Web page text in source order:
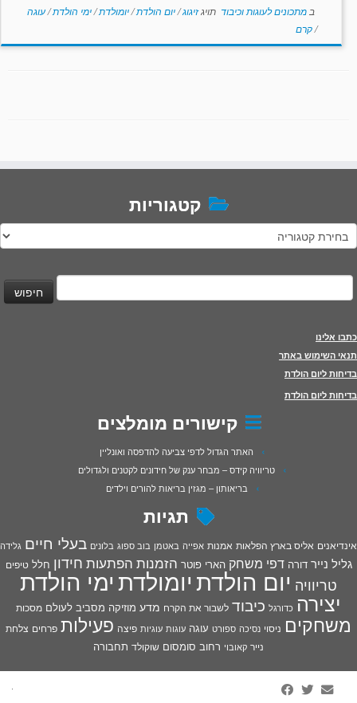
ב מתכונים לעוגות וכיבוד תויגזיגוג/יום הולדת/יומולדת/ימי הולדת/עוגה
/קרם
קטגוריות
קטגוריות
חיפוש:
כתבו אלינו
תנאי השימוש באתר
בדיחות ליום הולדת
בדיחות ליום הולדת
קישורים מומלצים
האתר הגדול לדפי צביעה להדפסה ואונליין
טריוויה קידס – מבחר ענק של חידונים לקטנים ולגדולים
בריאותון – מגזין בריאות להורים וילדים
תגיות
אינדיאנים אליס בארץ הפלאות אמנות אפייה באטמן בוב ספוג בלונים בעלי חיים גלידה
גליל נייר דורה דפי משחק הארי פוטר הזמנות הפתעות חידון חלל טיפים
טריוויה יום הולדתיומולדתימי הולדת
יצירה כדורגל כיבוד לשבור את הקרח מדע מוזיקה מסביב לעולם מסכות
משחקים ניסוי נסיכה ספורט עוגה עוגות עוגיות פיצה פעילות פרחים צלחת
נייר קאובוי רחוב סומסום שוקולד תחבורה
·